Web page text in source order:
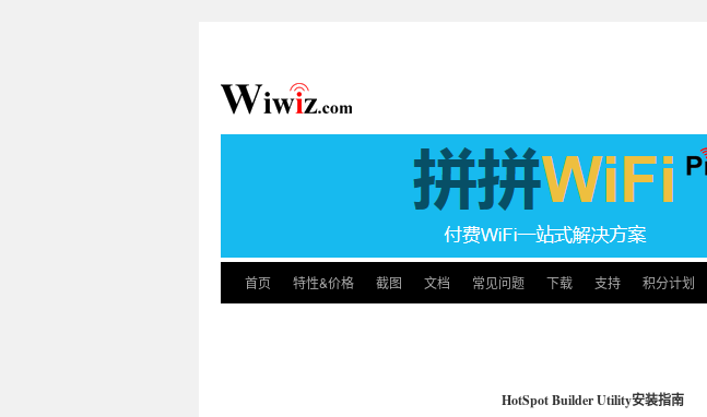
首页 特性&价格 截图 文档 常见问题 下载 支持 积分计划
HotSpot Builder Utility安装指南